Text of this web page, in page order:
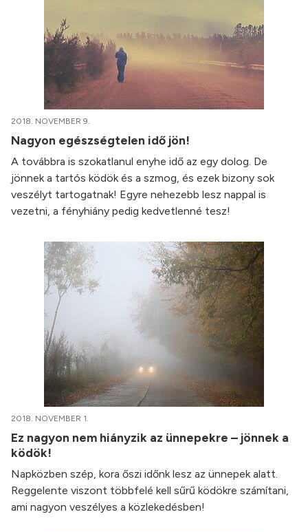
2018. NOVEMBER 9.
Nagyon egészségtelen idő jön!
A továbbra is szokatlanul enyhe idő az egy dolog. De
jönnek a tartós ködök és a szmog, és ezek bizony sok
veszélyt tartogatnak! Egyre nehezebb lesz nappal is
vezetni, a fényhiány pedig kedvetlenné tesz!
2018. NOVEMBER 1.
Ez nagyon nem hiányzik az ünnepekre – jönnek a
ködök!
Napközben szép, kora őszi időnk lesz az ünnepek alatt.
Reggelente viszont többfelé kell sűrű ködökre számítani,
ami nagyon veszélyes a közlekedésben!